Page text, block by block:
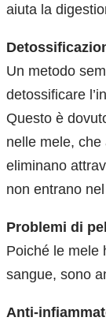
aiuta la
Un metodo
detossificare
Questo è
nelle mele, che
eliminano
non entrano
Problemi di
Poiché le mele
sangue, sono
Anti-